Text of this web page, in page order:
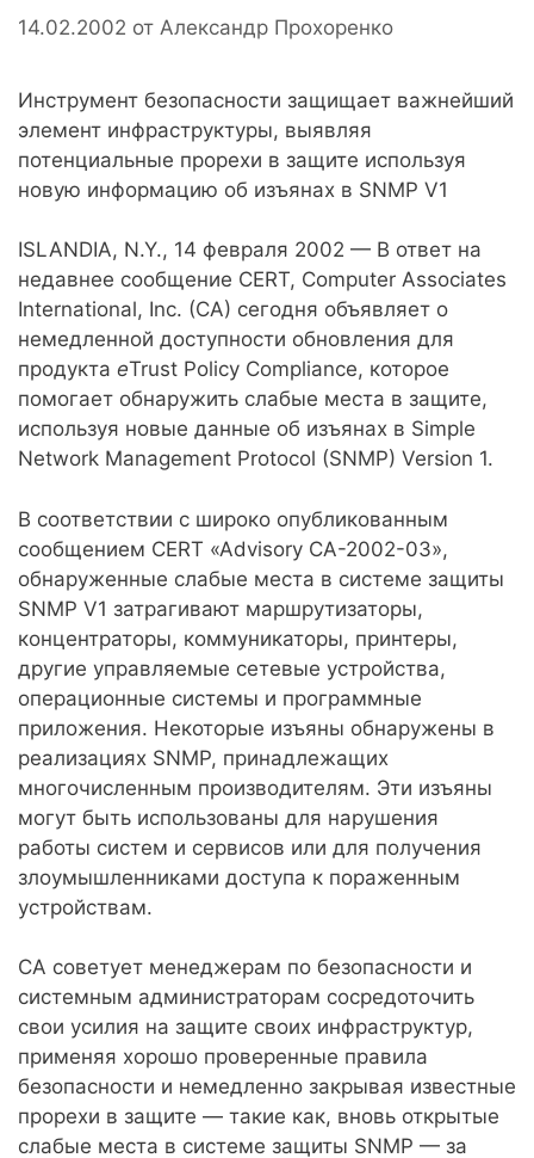
14.02.2002 от Александр Прохоренко
Инструмент безопасности защищает важнейший
элемент инфраструктуры, выявляя
потенциальные прорехи в защите используя
новую информацию об изъянах в SNMP V1
ISLANDIA, N.Y., 14 февраля 2002 — В ответ на
недавнее сообщение CERT, Computer Associates
International, Inc. (CA) сегодня объявляет о
немедленной доступности обновления для
продукта eTrust Policy Compliance, которое
помогает обнаружить слабые места в защите,
используя новые данные об изъянах в Simple
Network Management Protocol (SNMP) Version 1.
В соответствии с широко опубликованным
сообщением CERT «Advisory CA-2002-03»,
обнаруженные слабые места в системе защиты
SNMP V1 затрагивают маршрутизаторы,
концентраторы, коммуникаторы, принтеры,
другие управляемые сетевые устройства,
операционные системы и программные
приложения. Некоторые изъяны обнаружены в
реализациях SNMP, принадлежащих
многочисленным производителям. Эти изъяны
могут быть использованы для нарушения
работы систем и сервисов или для получения
злоумышленниками доступа к пораженным
устройствам.
CA советует менеджерам по безопасности и
системным администраторам сосредоточить
свои усилия на защите своих инфраструктур,
применяя хорошо проверенные правила
безопасности и немедленно закрывая известные
прорехи в защите — такие как, вновь открытые
слабые места в системе защиты SNMP — за